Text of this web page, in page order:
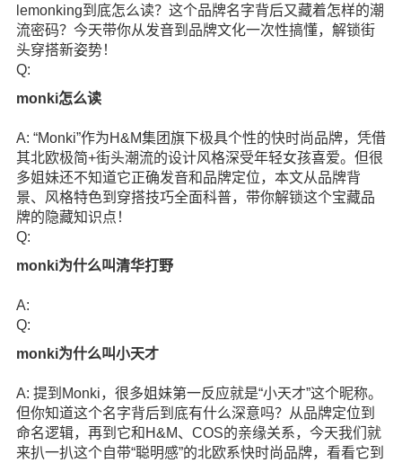
lemonking到底怎么读？这个品牌名字背后又藏着怎样的潮
流密码？今天带你从发音到品牌文化一次性搞懂，解锁街
头穿搭新姿势！
Q:
monki怎么读
A: “Monki”作为H&M集团旗下极具个性的快时尚品牌，凭借
其北欧极简+街头潮流的设计风格深受年轻女孩喜爱。但很
多姐妹还不知道它正确发音和品牌定位，本文从品牌背
景、风格特色到穿搭技巧全面科普，带你解锁这个宝藏品
牌的隐藏知识点！
Q:
monki为什么叫清华打野
A:
Q:
monki为什么叫小天才
A: 提到Monki，很多姐妹第一反应就是“小天才”这个昵称。
但你知道这个名字背后到底有什么深意吗？从品牌定位到
命名逻辑，再到它和H&M、COS的亲缘关系，今天我们就
来扒一扒这个自带“聪明感”的北欧系快时尚品牌，看看它到